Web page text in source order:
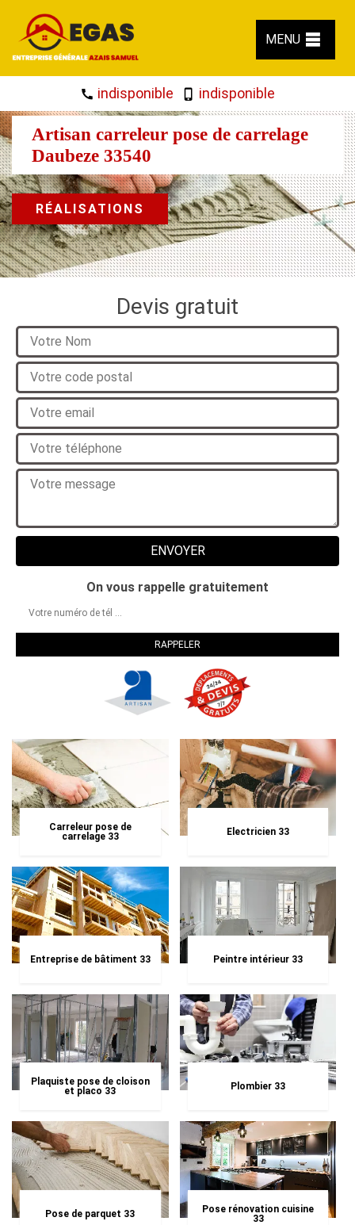
MENU
indisponible indisponible
Artisan carreleur pose de carrelage
Daubeze 33540
RÉALISATIONS
Devis gratuit
On vous rappelle gratuitement
Carreleur pose de
carrelage 33
Electricien 33
Entreprise de bâtiment 33 Peintre intérieur 33
Plaquiste pose de cloison
et placo 33
Plombier 33
Pose de parquet 33
Pose rénovation cuisine
33